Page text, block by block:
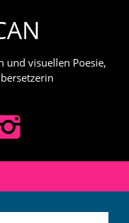
und visuellen Poesie,